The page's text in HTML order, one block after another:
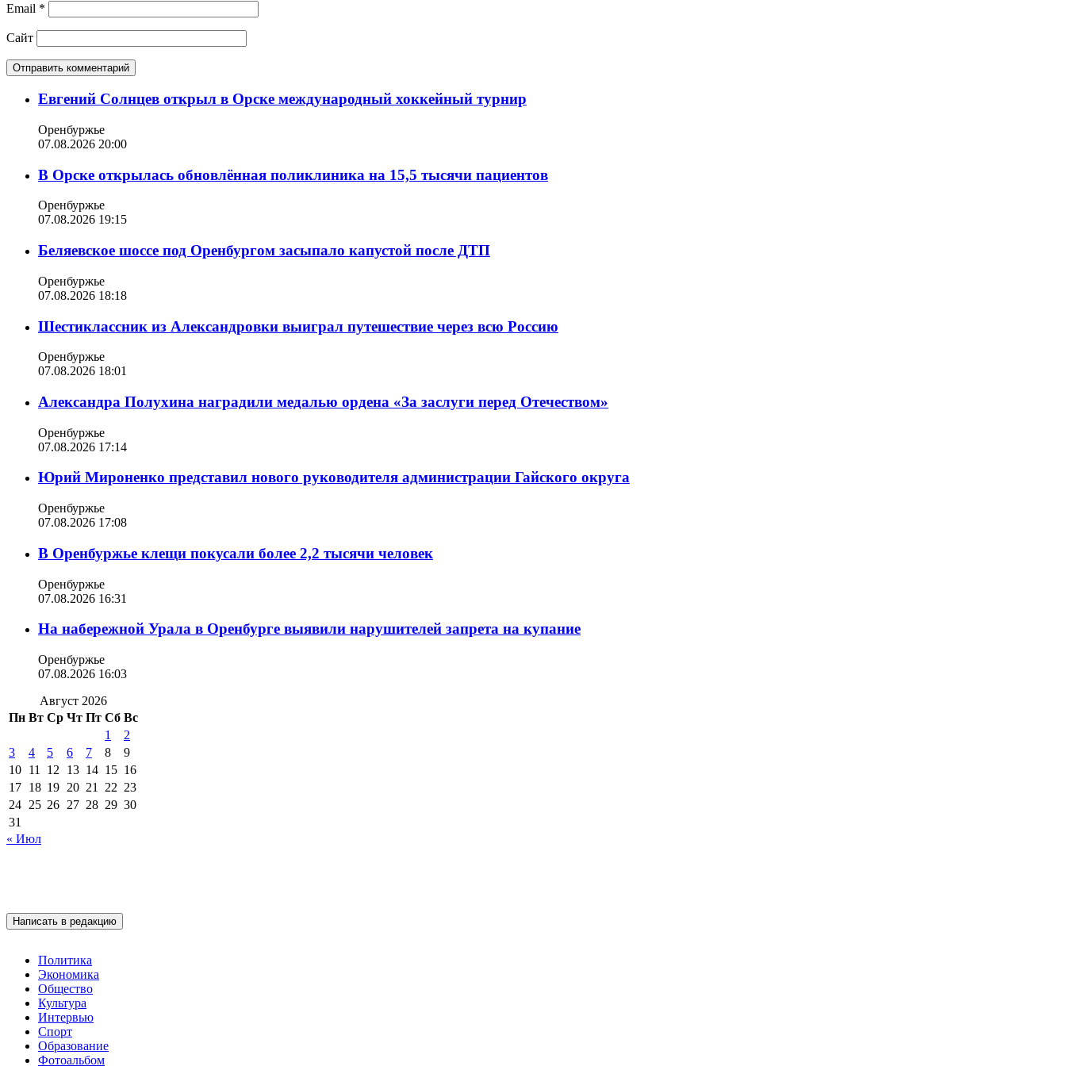
Email *
Сайт
Евгений Солнцев открыл в Орске международный хоккейный турнир
Оренбуржье
07.08.2026 20:00
В Орске открылась обновлённая поликлиника на 15,5 тысячи пациентов
Оренбуржье
07.08.2026 19:15
Беляевское шоссе под Оренбургом засыпало капустой после ДТП
Оренбуржье
07.08.2026 18:18
Шестиклассник из Александровки выиграл путешествие через всю Россию
Оренбуржье
07.08.2026 18:01
Александра Полухина наградили медалью ордена «За заслуги перед Отечеством»
Оренбуржье
07.08.2026 17:14
Юрий Мироненко представил нового руководителя администрации Гайского округа
Оренбуржье
07.08.2026 17:08
В Оренбуржье клещи покусали более 2,2 тысячи человек
Оренбуржье
07.08.2026 16:31
На набережной Урала в Оренбурге выявили нарушителей запрета на купание
Оренбуржье
07.08.2026 16:03
Август 2026
Пн Вт Ср Чт Пт Сб Вс
1
2
3
4 5 6 7 8
9
10 11 12 13 14 15 16
17 18 19 20 21 22 23
24 25 26 27 28 29 30
31
« Июл
Написать в редакцию
Политика
Экономика
Общество
Культура
Интервью
Спорт
Образование
Фотоальбом